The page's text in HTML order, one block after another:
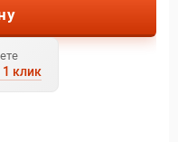
1 клик